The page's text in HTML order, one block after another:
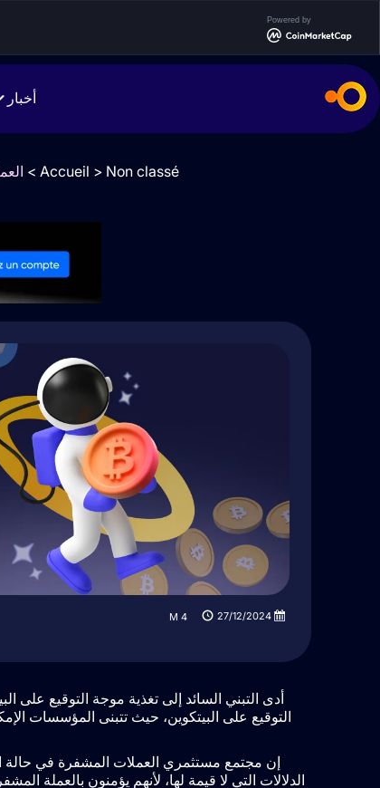
Powered by
أخبار
Accueil > Non classé
>
27/12/2024
4
M
أدى التبني السائد إلى تغذية موجة التوقيع على
التوقيع على البيتكوين، حيث تتبنى المؤسسات
إن مجتمع مستثمري العملات المشفرة في حالة
الدلالات التي لا قيمة لها، لأنهم يؤمنون بالعملة